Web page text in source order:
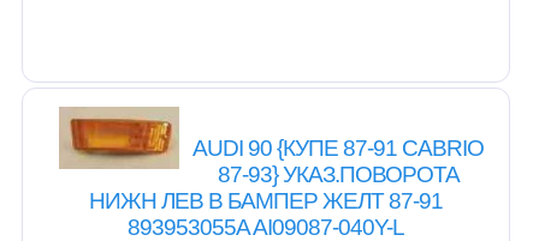
AUDI 90 {КУПЕ 87-91 CABRIO
87-93} УКАЗ.ПОВОРОТА
НИЖН ЛЕВ В БАМПЕР ЖЕЛТ 87-91
893953055A AI09087-040Y-L